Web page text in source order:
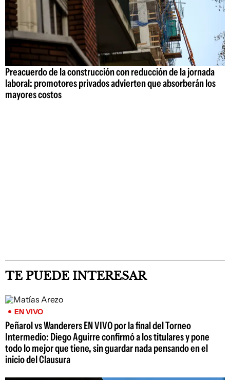
Preacuerdo de la construcción con reducción de la jornada
laboral: promotores privados advierten que absorberán los
mayores costos
TE PUEDE INTERESAR
EN VIVO
Peñarol vs Wanderers EN VIVO por la final del Torneo
Intermedio: Diego Aguirre confirmó a los titulares y pone
todo lo mejor que tiene, sin guardar nada pensando en el
inicio del Clausura